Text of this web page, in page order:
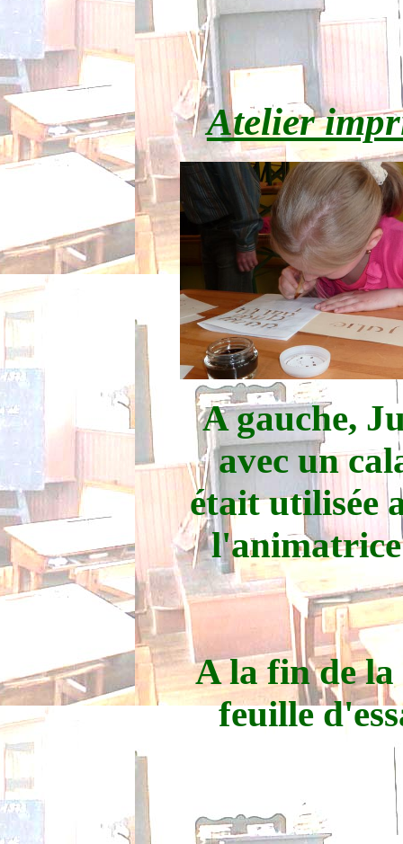
Atelier
A gauche,
avec un
était utilisée
A la fin de la
feuille